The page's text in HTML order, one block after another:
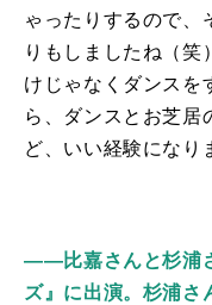
ゃったりするので、
りもしましたね（笑
けじゃなくダンスを
ら、ダンスとお芝居
ど、いい経験になり
――比嘉さんと杉浦
ズ』に出演。杉浦さ